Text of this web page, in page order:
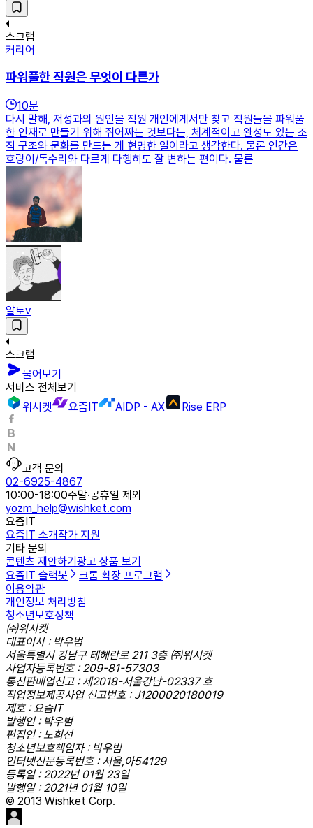
스크랩
커리어
파워풀한 직원은 무엇이 다른가
10분
다시 말해, 저성과의 원인을 직원 개인에게서만 찾고 직원들을 파워풀
한 인재로 만들기 위해 쥐어짜는 것보다는, 체계적이고 완성도 있는 조
직 구조와 문화를 만드는 게 현명한 일이라고 생각한다. 물론 인간은
호랑이/독수리와 다르게 다행히도 잘 변하는 편이다. 물론
알토v
스크랩
물어보기
서비스 전체보기
위시켓
요즘IT AIDP - AX Rise ERP
고객 문의
02-6925-4867
10:00-18:00주말·공휴일 제외
yozm_help@wishket.com
요즘IT
요즘IT 소개작가 지원
기타 문의
콘텐츠 제안하기 광고 상품 보기
요즘IT 슬랙봇
크롬 확장 프로그램
이용약관
개인정보 처리방침
청소년보호정책
㈜위시켓
대표이사 : 박우범
서울특별시 강남구 테헤란로 211 3층 ㈜위시켓
사업자등록번호 : 209-81-57303
통신판매업신고 : 제2018-서울강남-02337 호
직업정보제공사업 신고번호 : J1200020180019
제호 : 요즘IT
발행인 : 박우범
편집인 : 노희선
청소년보호책임자 : 박우범
인터넷신문등록번호 : 서울,아54129
등록일 : 2022년 01월 23일
발행일 : 2021년 01월 10일
© 2013 Wishket Corp.